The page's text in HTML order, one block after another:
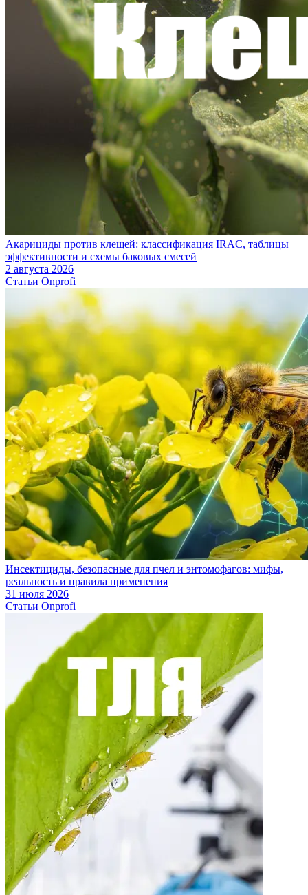
Акарициды против клещей: классификация IRAC, таблицы
эффективности и схемы баковых смесей
2 августа 2026
Статьи Onprofi
Инсектициды, безопасные для пчел и энтомофагов: мифы,
реальность и правила применения
31 июля 2026
Статьи Onprofi